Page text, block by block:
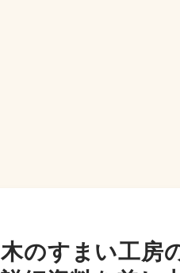
木のすまい工房